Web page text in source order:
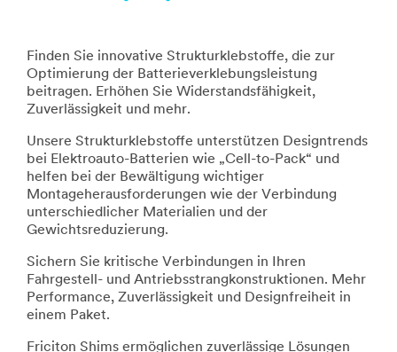
Finden Sie innovative Strukturklebstoffe, die zur
Optimierung der Batterieverklebungsleistung
beitragen. Erhöhen Sie Widerstandsfähigkeit,
Zuverlässigkeit und mehr.
Unsere Strukturklebstoffe unterstützen Designtrends
bei Elektroauto-Batterien wie „Cell-to-Pack“ und
helfen bei der Bewältigung wichtiger
Montageherausforderungen wie der Verbindung
unterschiedlicher Materialien und der
Gewichtsreduzierung.
Sichern Sie kritische Verbindungen in Ihren
Fahrgestell- und Antriebsstrangkonstruktionen. Mehr
Performance, Zuverlässigkeit und Designfreiheit in
einem Paket.
Friciton Shims ermöglichen zuverlässige Lösungen